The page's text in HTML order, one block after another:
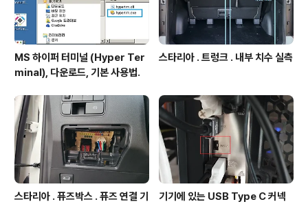
MS 하이퍼 터미널 (Hyper Ter
minal), 다운로드, 기본 사용법.
스타리아 . 트렁크 . 내부 치수 실측
스타리아 . 퓨즈박스 . 퓨즈 연결 기
기기에 있는 USB Type C 커넥